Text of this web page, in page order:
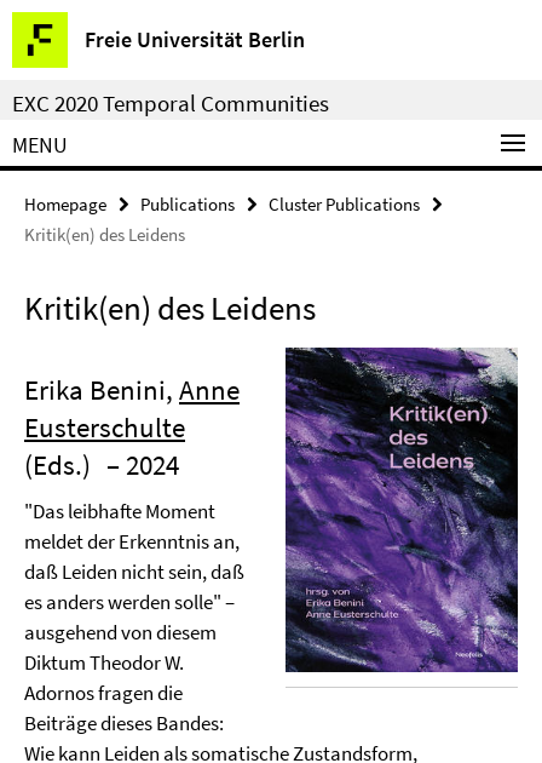
Springe
direkt
zu
Inhalt
Freie Universität Berlin
Service
Navigation
EXC 2020 Temporal Communities
MENU
Homepage Publications
Cluster Publications
Kritik(en) des Leidens
Kritik(en) des Leidens
Erika Benini, Anne
Eusterschulte
(Eds.) – 2024
"Das leibhafte Moment
meldet der Erkenntnis an,
daß Leiden nicht sein, daß
es anders werden solle" –
ausgehend von diesem
Diktum Theodor W.
Adornos fragen die
Beiträge dieses Bandes:
Wie kann Leiden als somatische Zustandsform,